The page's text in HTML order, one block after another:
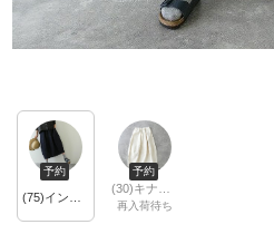
予約 予約
再入荷待ち